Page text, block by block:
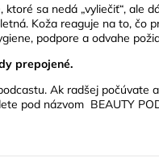
sa nedá „vyliečiť“, ale
Koža reaguje na to, čo
podpore a odvahe
prepojené.
Ak radšej počúvate
pod názvom BEAUTY